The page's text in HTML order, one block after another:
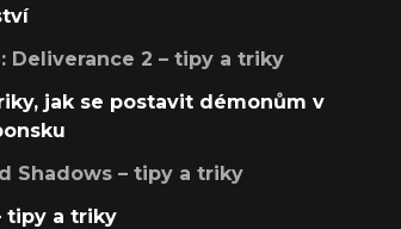
Deliverance 2 – tipy a triky
jak se postavit démonům v
Shadows – tipy a triky
tipy a triky